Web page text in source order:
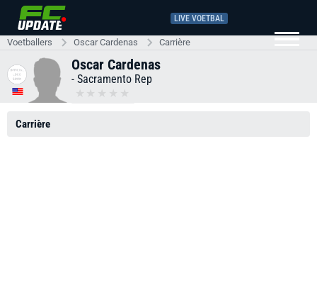
LIVE VOETBAL
Voetballers Oscar Cardenas Carrière
Oscar Cardenas
- Sacramento Rep
Carrière